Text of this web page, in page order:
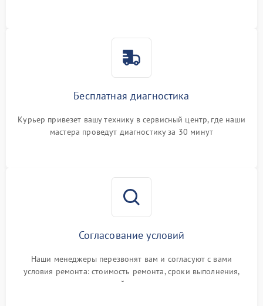
Бесплатная диагностика
Курьер привезет вашу технику в сервисный центр, где наши
мастера проведут диагностику за 30 минут
Согласование условий
Наши менеджеры перезвонят вам и согласуют с вами
условия ремонта: стоимость ремонта, сроки выполнения,
гарантийные условия